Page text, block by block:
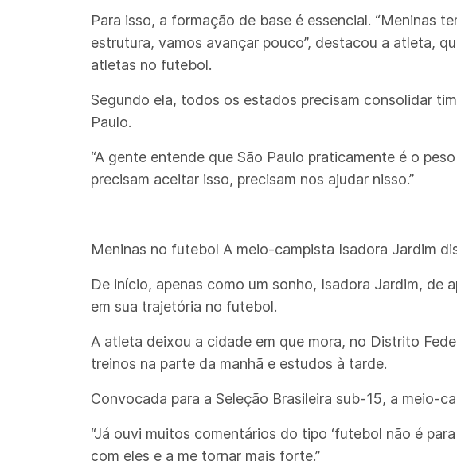
Para isso, a formação de base é essencial. “Meninas
estrutura, vamos avançar pouco”, destacou a atleta,
atletas no futebol.
Segundo ela, todos os estados precisam consolidar
Paulo.
“A gente entende que São Paulo praticamente é o
precisam aceitar isso, precisam nos ajudar nisso.”
Meninas no futebol A meio-campista Isadora Jardim
De início, apenas como um sonho, Isadora Jardim,
em sua trajetória no futebol.
A atleta deixou a cidade em que mora, no Distrito
treinos na parte da manhã e estudos à tarde.
Convocada para a Seleção Brasileira sub-15, a meio-
“Já ouvi muitos comentários do tipo ‘futebol não é
com eles e a me tornar mais forte.”